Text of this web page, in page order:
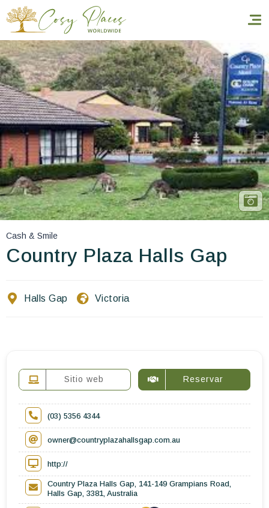
Inicio
Reservar una estancia
Nuestra colección mundial
World’s Best Hotels
Hacer que viajes
Estancia temática
Cash & Smile
Country Plaza Halls Gap
Halls Gap Victoria
Sitio web Reservar
(03) 5356 4344
owner@countryplazahallsgap.com.au
http://
Country Plaza Halls Gap, 141-149 Grampians Road,
Halls Gap, 3381, Australia